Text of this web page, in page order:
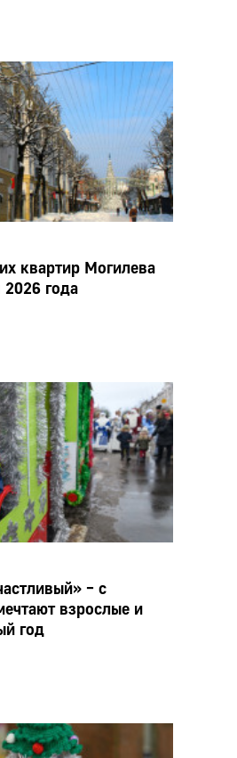
квартир Могилева
года
– с
взрослые и
год